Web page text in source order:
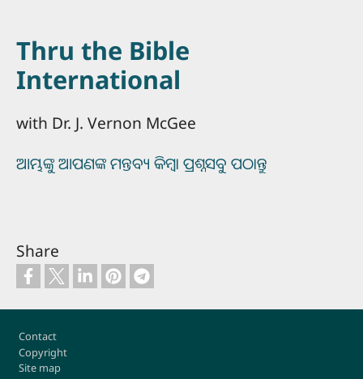
Thru the Bible
International
with Dr. J. Vernon McGee
ଆମ୍ଭଙ୍କୁ ଆପଣଙ୍କ ମନ୍ତବ୍ୟ କିମ୍ବା ପ୍ରଶ୍ନସବୁ ପଠାନ୍ତୁ
Share
Footer
Contact
Copyright
Site map